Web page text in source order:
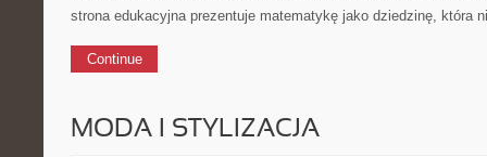
strona edukacyjna prezentuje matematykę jako dziedzinę, która
Continue
MODA I STYLIZACJA